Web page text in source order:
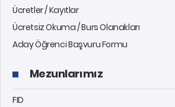
Ücretler / Kayıtlar
Ücretsiz Okuma / Burs Olanakları
Aday Öğrenci Başvuru Formu
Mezunlarımız
FID